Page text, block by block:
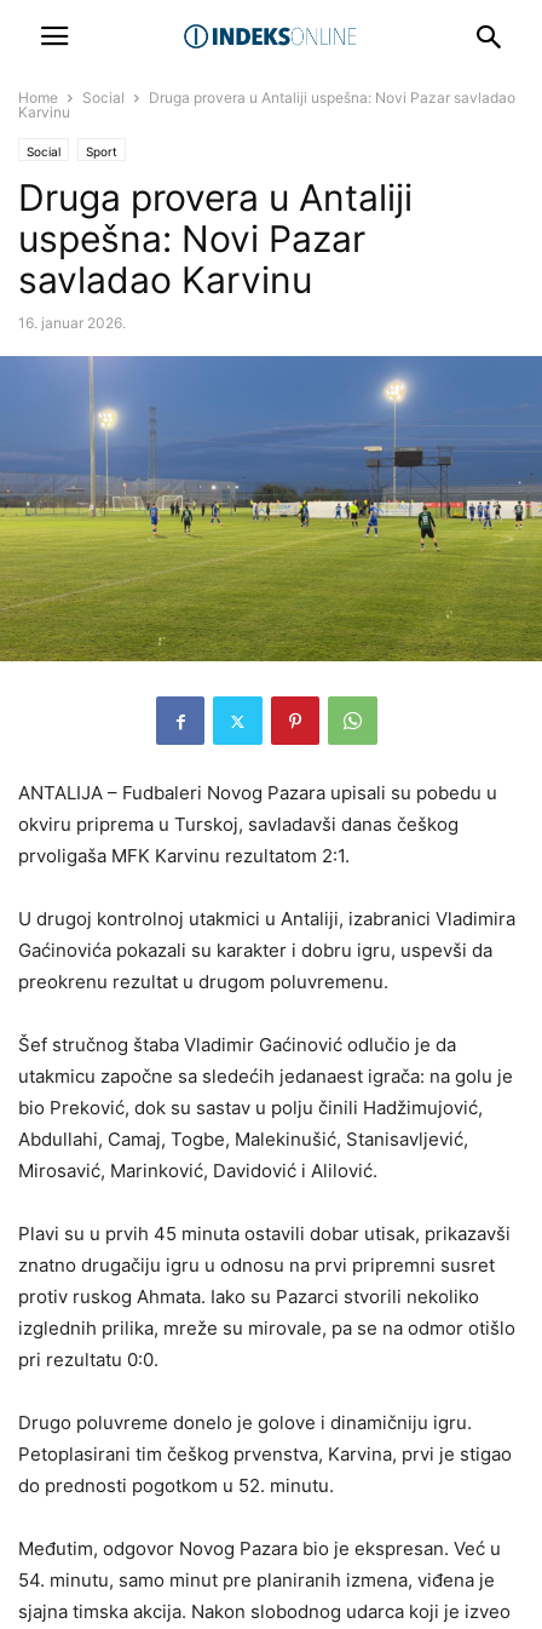
Home Social
Druga provera u Antaliji uspešna: Novi Pazar savladao
Karvinu
Social Sport
Druga provera u Antaliji
uspešna: Novi Pazar
savladao Karvinu
16. januar 2026.
ANTALIJA – Fudbaleri Novog Pazara upisali su pobedu u
okviru priprema u Turskoj, savladavši danas češkog
prvoligaša MFK Karvinu rezultatom 2:1.
U drugoj kontrolnoj utakmici u Antaliji, izabranici Vladimira
Gaćinovića pokazali su karakter i dobru igru, uspevši da
preokrenu rezultat u drugom poluvremenu.
Šef stručnog štaba Vladimir Gaćinović odlučio je da
utakmicu započne sa sledećih jedanaest igrača: na golu je
bio Preković, dok su sastav u polju činili Hadžimujović,
Abdullahi, Camaj, Togbe, Malekinušić, Stanisavljević,
Mirosavić, Marinković, Davidović i Alilović.
Plavi su u prvih 45 minuta ostavili dobar utisak, prikazavši
znatno drugačiju igru u odnosu na prvi pripremni susret
protiv ruskog Ahmata. Iako su Pazarci stvorili nekoliko
izglednih prilika, mreže su mirovale, pa se na odmor otišlo
pri rezultatu 0:0.
Drugo poluvreme donelo je golove i dinamičniju igru.
Petoplasirani tim češkog prvenstva, Karvina, prvi je stigao
do prednosti pogotkom u 52. minutu.
Međutim, odgovor Novog Pazara bio je ekspresan. Već u
54. minutu, samo minut pre planiranih izmena, viđena je
sjajna timska akcija. Nakon slobodnog udarca koji je izveo